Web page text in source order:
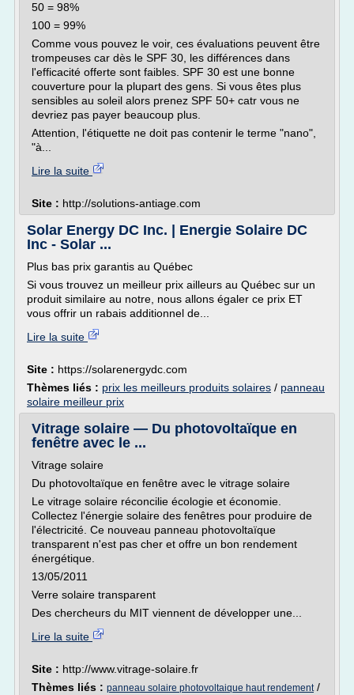
50 = 98%
100 = 99%
Comme vous pouvez le voir, ces évaluations peuvent être
trompeuses car dès le SPF 30, les différences dans
l'efficacité offerte sont faibles. SPF 30 est une bonne
couverture pour la plupart des gens. Si vous êtes plus
sensibles au soleil alors prenez SPF 50+ catr vous ne
devriez pas payer beaucoup plus.
Attention, l'étiquette ne doit pas contenir le terme "nano",
"à...
Lire la suite
Site : http://solutions-antiage.com
Solar Energy DC Inc. | Energie Solaire DC
Inc - Solar ...
Plus bas prix garantis au Québec
Si vous trouvez un meilleur prix ailleurs au Québec sur un
produit similaire au notre, nous allons égaler ce prix ET
vous offrir un rabais additionnel de...
Lire la suite
Site : https://solarenergydc.com
Thèmes liés : prix les meilleurs produits solaires / panneau
solaire meilleur prix
Vitrage solaire — Du photovoltaïque en
fenêtre avec le ...
Vitrage solaire
Du photovoltaïque en fenêtre avec le vitrage solaire
Le vitrage solaire réconcilie écologie et économie.
Collectez l'énergie solaire des fenêtres pour produire de
l'électricité. Ce nouveau panneau photovoltaïque
transparent n'est pas cher et offre un bon rendement
énergétique.
13/05/2011
Verre solaire transparent
Des chercheurs du MIT viennent de développer une...
Lire la suite
Site : http://www.vitrage-solaire.fr
Thèmes liés : panneau solaire photovoltaique haut rendement/